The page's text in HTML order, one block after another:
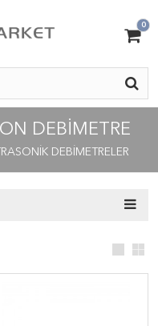
0
DEBİMETRE
DEBİMETRELER